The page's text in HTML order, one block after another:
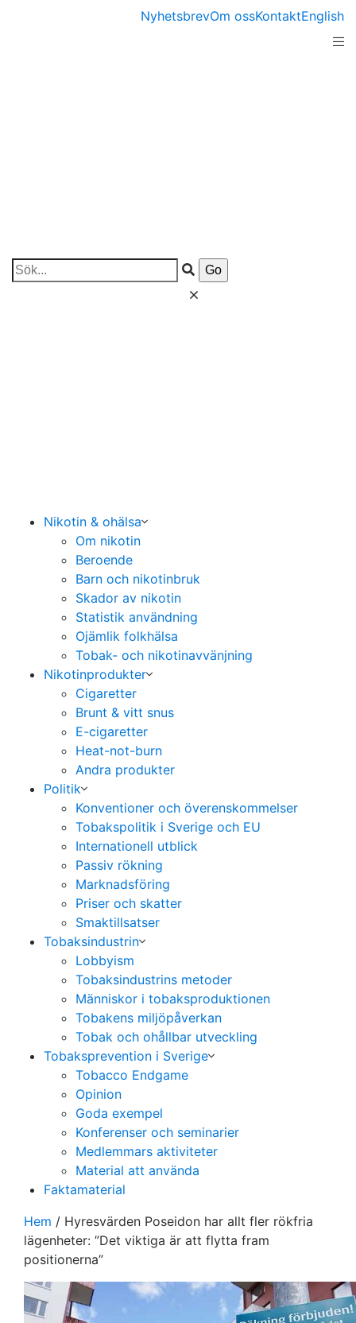
NyhetsbrevOm ossKontaktEnglish
Nikotin & ohälsa
Om nikotin
Beroende
Barn och nikotinbruk
Skador av nikotin
Statistik användning
Ojämlik folkhälsa
Tobak- och nikotinavvänjning
Nikotinprodukter
Cigaretter
Brunt & vitt snus
E-cigaretter
Heat-not-burn
Andra produkter
Politik
Konventioner och överenskommelser
Tobakspolitik i Sverige och EU
Internationell utblick
Passiv rökning
Marknadsföring
Priser och skatter
Smaktillsatser
Tobaksindustrin
Lobbyism
Tobaksindustrins metoder
Människor i tobaksproduktionen
Tobakens miljöpåverkan
Tobak och ohållbar utveckling
Tobaksprevention i Sverige
Tobacco Endgame
Opinion
Goda exempel
Konferenser och seminarier
Medlemmars aktiviteter
Material att använda
Faktamaterial
Hem / Hyresvärden Poseidon har allt fler rökfria
lägenheter: ”Det viktiga är att flytta fram
positionerna”